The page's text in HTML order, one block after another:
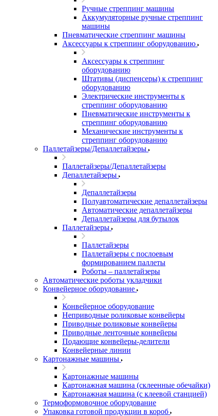
Ручные стреппинг машины
Аккумуляторные ручные стреппинг
машины
Пневматические стреппинг машины
Аксессуары к стреппинг оборудованию
Аксессуары к стреппинг
оборудованию
Штативы (диспенсеры) к стреппинг
оборудованию
Электрические инструменты к
стреппинг оборудованию
Пневматические инструменты к
стреппинг оборудованию
Механические инструменты к
стреппинг оборудованию
Паллетайзеры/Депаллетайзеры
Паллетайзеры/Депаллетайзеры
Депаллетайзеры
Депаллетайзеры
Полуавтоматические депаллетайзеры
Автоматические депаллетайзеры
Депаллетайзеры для бутылок
Паллетайзеры
Паллетайзеры
Паллетайзеры с послоевым
формированием паллеты
Роботы – паллетайзеры
Автоматические роботы укладчики
Конвейерное оборудование
Конвейерное оборудование
Неприводные роликовые конвейеры
Приводные роликовые конвейеры
Приводные ленточные конвейеры
Подающие конвейеры-делители
Конвейерные линии
Картонажные машины
Картонажные машины
Картонажная машина (склеенные обечайки)
Картонажная машина (с клеевой станцией)
Термоформовочное оборудование
Упаковка готовой продукции в короб